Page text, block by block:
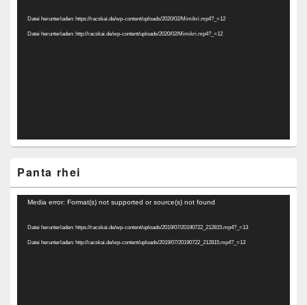
Datei herunterladen: https://racskai.de/wp-content/uploads/2020/02/Mimikri.mp4?_=12
Datei herunterladen: http://racskai.de/wp-content/uploads/2020/02/Mimikri.mp4?_=12
Panta rhei
Video-
Media error: Format(s) not supported or source(s) not found
Datei herunterladen: https://racskai.de/wp-content/uploads/2019/07/20190722_212815.mp4?_=13
Datei herunterladen: http://racskai.de/wp-content/uploads/2019/07/20190722_212815.mp4?_=13